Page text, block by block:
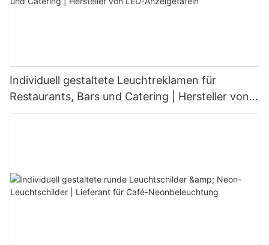
Individuell gestaltete Leuchtreklamen für
Restaurants, Bars und Catering | Hersteller von
LED-Anzeigetafeln